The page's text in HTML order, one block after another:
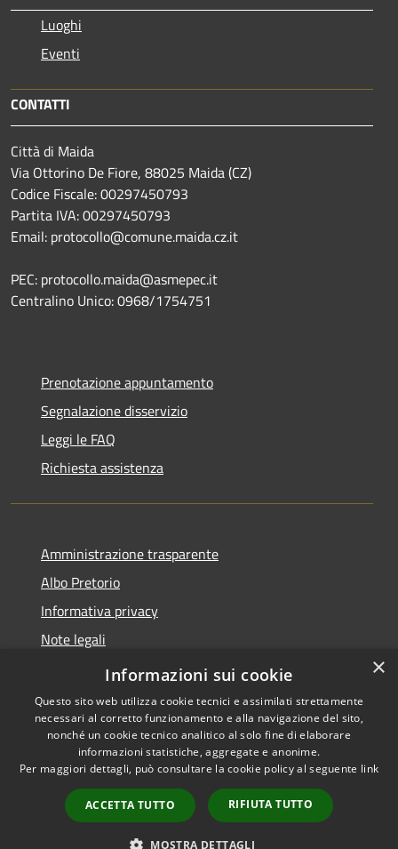
Luoghi
Eventi
CONTATTI
Città di Maida
Via Ottorino De Fiore, 88025 Maida (CZ)
Codice Fiscale: 00297450793
Partita IVA: 00297450793
Email: protocollo@comune.maida.cz.it
PEC: protocollo.maida@asmepec.it
Centralino Unico: 0968/1754751
Prenotazione appuntamento
Segnalazione disservizio
Leggi le FAQ
Richiesta assistenza
Amministrazione trasparente
Albo Pretorio
Informativa privacy
Note legali
Dichiarazione di accessibilità
Accessibility
Copyright © 2026 • Città di
Maida • Powered by
Municipium•
Admin
access
×
Informazioni sui cookie
Questo sito web utilizza cookie tecnici e assimilati strettamente
necessari al corretto funzionamento e alla navigazione del sito,
nonché un cookie tecnico analitico al solo fine di elaborare
informazioni statistiche, aggregate e anonime.
Per maggiori dettagli, può consultare la cookie policy al seguente link
ACCETTA TUTTO RIFIUTA TUTTO
MOSTRA DETTAGLI